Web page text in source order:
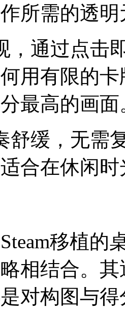
所需的透
，通过点击
用有限的
最高的画面
舒缓，无需
合在休闲
移植的
相结合。
对构图与